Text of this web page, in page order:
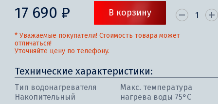
17 690 ₽ В корзину
* Уважаемые покупатели! Стоимость товара может
отличаться!
Уточняйте цену по телефону.
Технические характеристики:
Тип водонагревателя
Накопительный
Макс. температура
нагрева воды 75°С